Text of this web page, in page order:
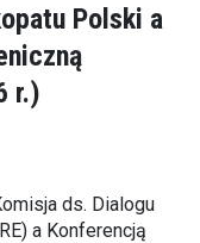
Polski a
r.)
ds. Dialogu
a Konferencją